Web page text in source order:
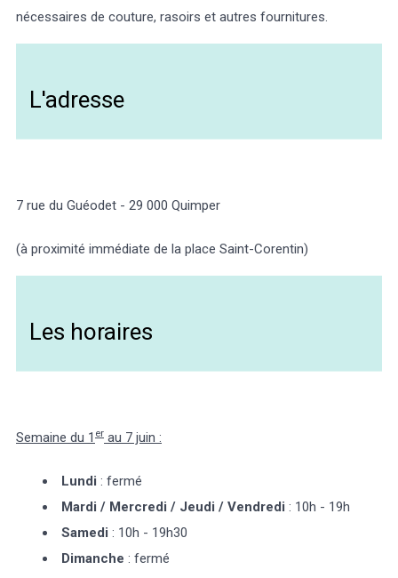
nécessaires de couture, rasoirs et autres fournitures.
L'adresse
7 rue du Guéodet - 29 000 Quimper
(à proximité immédiate de la place Saint-Corentin)
Les horaires
Semaine du 1 er au 7 juin :
Lundi : fermé
Mardi / Mercredi / Jeudi / Vendredi : 10h - 19h
Samedi : 10h - 19h30
Dimanche : fermé